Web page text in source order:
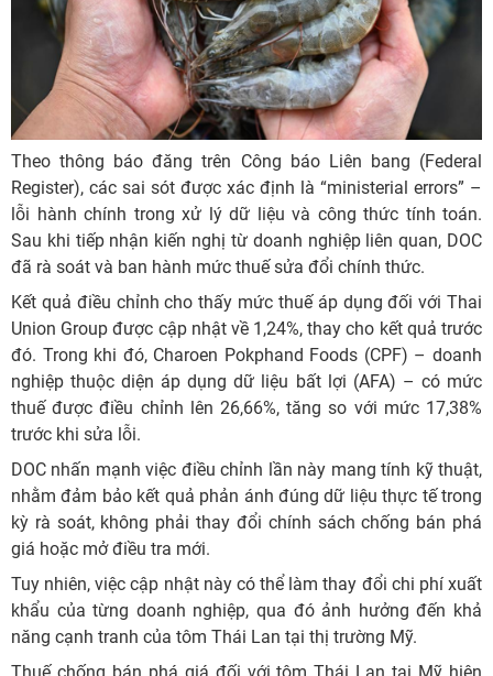
Theo thông báo đăng trên Công báo Liên bang (Federal
Register), các sai sót được xác định là “ministerial errors” –
lỗi hành chính trong xử lý dữ liệu và công thức tính toán.
Sau khi tiếp nhận kiến nghị từ doanh nghiệp liên quan, DOC
đã rà soát và ban hành mức thuế sửa đổi chính thức.
Kết quả điều chỉnh cho thấy mức thuế áp dụng đối với Thai
Union Group được cập nhật về 1,24%, thay cho kết quả trước
đó. Trong khi đó, Charoen Pokphand Foods (CPF) – doanh
nghiệp thuộc diện áp dụng dữ liệu bất lợi (AFA) – có mức
thuế được điều chỉnh lên 26,66%, tăng so với mức 17,38%
trước khi sửa lỗi.
DOC nhấn mạnh việc điều chỉnh lần này mang tính kỹ thuật,
nhằm đảm bảo kết quả phản ánh đúng dữ liệu thực tế trong
kỳ rà soát, không phải thay đổi chính sách chống bán phá
giá hoặc mở điều tra mới.
Tuy nhiên, việc cập nhật này có thể làm thay đổi chi phí xuất
khẩu của từng doanh nghiệp, qua đó ảnh hưởng đến khả
năng cạnh tranh của tôm Thái Lan tại thị trường Mỹ.
Thuế chống bán phá giá đối với tôm Thái Lan tại Mỹ hiện